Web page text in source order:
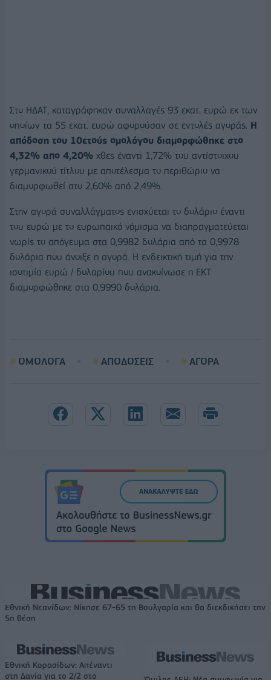
Στο ΗΔΑΤ, καταγράφηκαν συναλλαγές 93 εκατ. ευρώ εκ των
οποίων τα 55 εκατ. ευρώ αφορούσαν σε εντολές αγοράς. Η
απόδοση του 10ετούς ομολόγου διαμορφώθηκε στο
4,32% απο 4,20% χθες έναντι 1,72% του αντίστοιχου
γερμανικού τίτλου με αποτέλεσμα το περιθώριο να
διαμορφωθεί στο 2,60% από 2,49%.
Στην αγορά συναλλάγματος ενισχύεται το δολάριο έναντι
του ευρώ με το ευρωπαικό νόμισμα να διαπραγματεύεται
νωρίς το απόγευμα στα 0,9982 δολάρια από τα 0,9978
δολάρια που άνοιξε η αγορά. Η ενδεικτική τιμή για την
ισοτιμία ευρώ / δολαρίου που ανακοίνωσε η ΕΚΤ
διαμορφώθηκε στα 0,9990 δολάρια.
ΟΜΟΛΟΓΑ ΑΠΟΔΟΣΕΙΣ ΑΓΟΡΑ
Εθνική Νεανίδων: Νίκησε 67-65 τη Βουλγαρία και θα διεκδικήσει την
5η θέση
Εθνική Κορασίδων: Απέναντι
στη Δανία για το 2/2 στο